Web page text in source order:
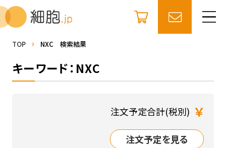
TOP NXC 検索結果
キーワード：NXC
注文予定合計(税別) ￥
注文予定を見る